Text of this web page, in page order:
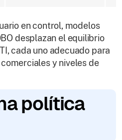
en control, modelos
desplazan el equilibrio
cada uno adecuado para
y niveles de
política